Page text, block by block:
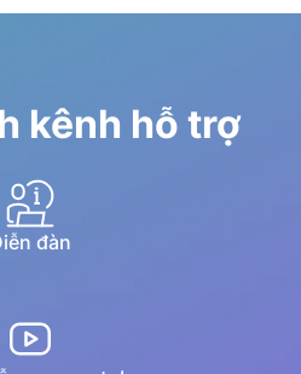
kênh hỗ trợ
đàn